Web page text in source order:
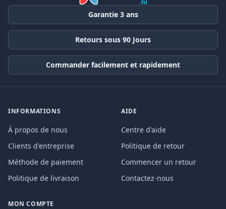
Garantie 3 ans
Retours sous 90 Jours
Commander facilement et rapidement
INFORMATIONS
À propos de nous
Clients d'entreprise
Méthode de paiement
Politique de livraison
AIDE
Centre d'aide
Politique de retour
Commencer un retour
Contactez-nous
MON COMPTE